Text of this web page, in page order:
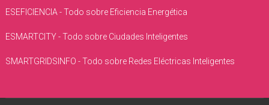
ESEFICIENCIA - Todo sobre Eficiencia Energética
ESMARTCITY - Todo sobre Ciudades Inteligentes
SMARTGRIDSINFO - Todo sobre Redes Eléctricas Inteligentes